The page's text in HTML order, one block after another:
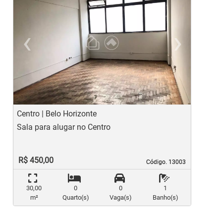
‹
Previous
›
Centro | Belo Horizonte
Código. 13003
Código. 13003
Sala para alugar no Centro
R$ 450,00
30,00
m²
0
Quarto(s)
0
Vaga(s)
1
Banho(s)